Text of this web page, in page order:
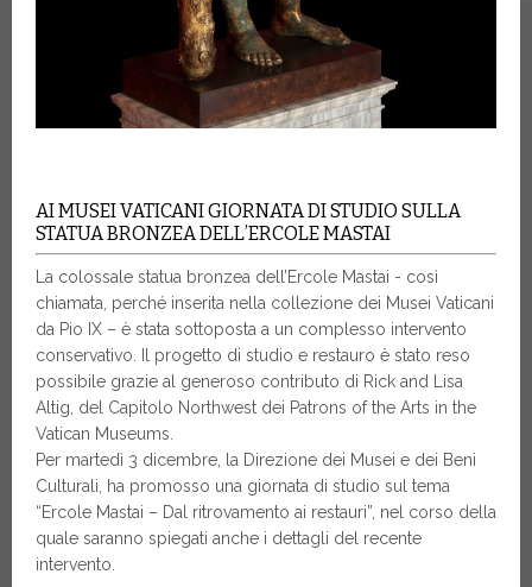
AI MUSEI VATICANI GIORNATA DI STUDIO SULLA
STATUA BRONZEA DELL’ERCOLE MASTAI
La colossale statua bronzea dell’Ercole Mastai - così
chiamata, perché inserita nella collezione dei Musei Vaticani
da Pio IX – è stata sottoposta a un complesso intervento
conservativo. Il progetto di studio e restauro è stato reso
possibile grazie al generoso contributo di Rick and Lisa
Altig, del Capitolo Northwest dei Patrons of the Arts in the
Vatican Museums.
Per martedì 3 dicembre, la Direzione dei Musei e dei Beni
Culturali, ha promosso una giornata di studio sul tema
“Ercole Mastai – Dal ritrovamento ai restauri”, nel corso della
quale saranno spiegati anche i dettagli del recente
intervento.